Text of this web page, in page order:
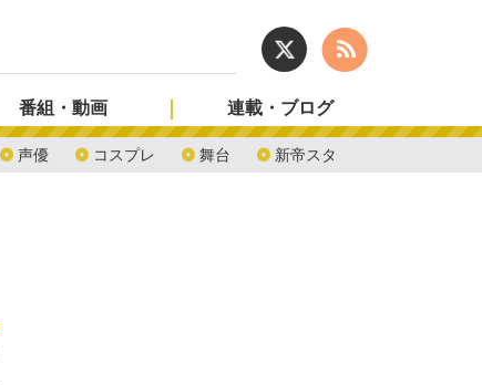
声優 コスプレ 舞台 新帝スタ
番組・動画 連載・ブログ